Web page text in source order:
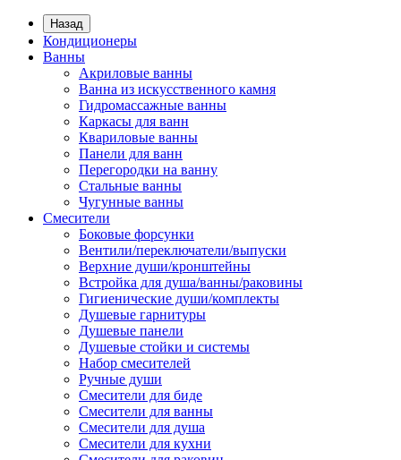
Назад
Кондиционеры
Ванны
Акриловые ванны
Ванна из искусственного камня
Гидромассажные ванны
Каркасы для ванн
Квариловые ванны
Панели для ванн
Перегородки на ванну
Стальные ванны
Чугунные ванны
Смесители
Боковые форсунки
Вентили/переключатели/выпуски
Верхние души/кронштейны
Встройка для душа/ванны/раковины
Гигиенические души/комплекты
Душевые гарнитуры
Душевые панели
Душевые стойки и системы
Набор смесителей
Ручные души
Смесители для биде
Смесители для ванны
Смесители для душа
Смесители для кухни